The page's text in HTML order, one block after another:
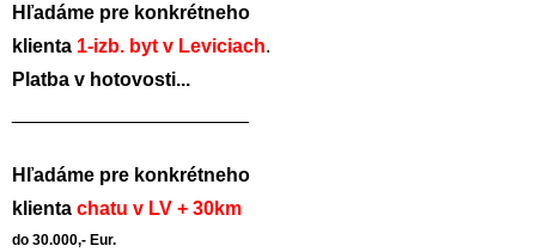
Hľadáme pre konkrétneho
klienta 1-izb. byt v Leviciach.
Platba v hotovosti...
Hľadáme pre konkrétneho
klienta chatu v LV + 30km
do 30.000,- Eur.